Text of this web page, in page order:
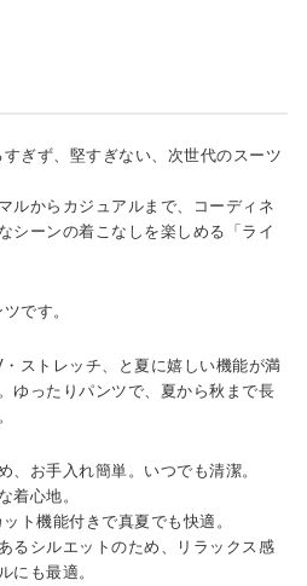
ぎず、堅すぎない、次世代のスーツ
ルからカジュアルまで、コーディネ
シーンの着こなしを楽しめる「ライ
です。
ストレッチ、と夏に嬉しい機能が満
ゆったりパンツで、夏から秋まで長
、お手入れ簡単。いつでも清潔。
着心地。
ト機能付きで真夏でも快適。
るシルエットのため、リラックス感
にも最適。